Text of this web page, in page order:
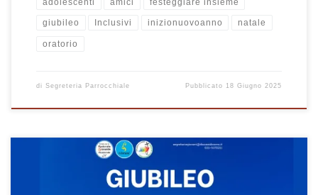
giubileo Inclusivi inizionuovoanno natale
oratorio
di Segreteria Parrocchiale Pubblicato 18 Giugno 2025